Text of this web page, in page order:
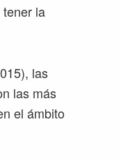
la
las
las más
el ámbito